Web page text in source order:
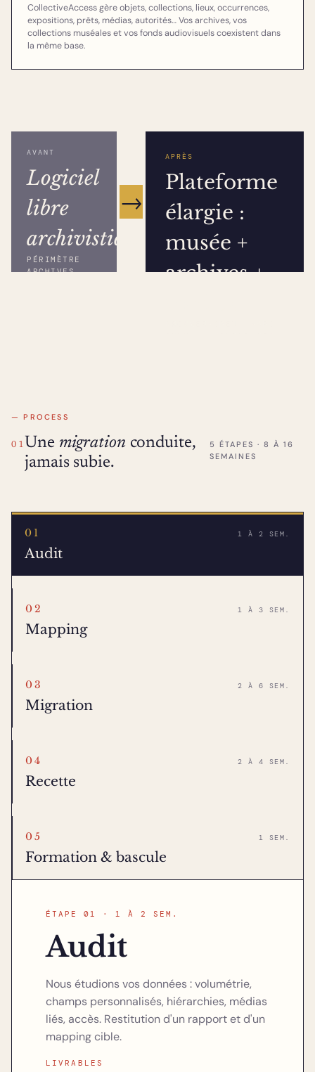
CollectiveAccess gère objets, collections, lieux, occurrences,
expositions, prêts, médias, autorités… Vos archives, vos
collections muséales et vos fonds audiovisuels coexistent dans
la même base.
AVANT
Logiciel
libre
archivistique
PÉRIMÈTRE
ARCHIVES
→
APRÈS
Plateforme
élargie :
musée +
archives +
— PROCESS
01 Une migrationconduite,
jamais subie.
5 ÉTAPES · 8 À 16
SEMAINES
01 1 À 2 SEM.
Audit
02 1 À 3 SEM.
Mapping
03 2 À 6 SEM.
Migration
04 2 À 4 SEM.
Recette
05 1 SEM.
Formation & bascule
ÉTAPE 01 · 1 À 2 SEM.
Audit
Nous étudions vos données : volumétrie,
champs personnalisés, hiérarchies, médias
liés, accès. Restitution d'un rapport et d'un
mapping cible.
LIVRABLES